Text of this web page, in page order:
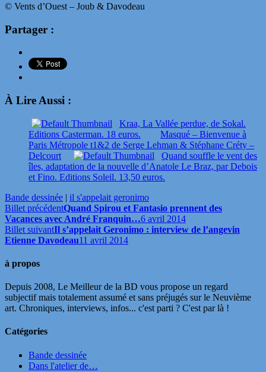
© Vents d’Ouest – Joub & Davodeau
Partager :
À Lire Aussi :
Kraa, La Vallée perdue, de Sokal.
Editions Casterman. 18 euros.
Masqué – Bienvenue à
Paris Métropole t1&2 de Serge Lehman & Stéphane Créty –
Delcourt
Quand souffle le vent des
îles, adaptation de la nouvelle d’Anatole Le Braz, par Debois
et Fino. Editions Soleil. 13,50 euros.
Bande dessinée | il s'appelait geronimo
Billet précédentQuand Spirou et Fantasio prennent des
Vacances avec André Franquin…6 avril 2014
Billet suivantIl s’appelait Geronimo : interview de l’angevin
Etienne Davodeau11 avril 2014
à propos
Depuis 2008, Le Meilleur de la BD vous propose un regard
subjectif mais totalement assumé et sans préjugés sur le Neuvième
art. Chroniques, interviews, infos... c'est parti ? C'est par là !
Catégories
Bande dessinée
Dans l'atelier de…